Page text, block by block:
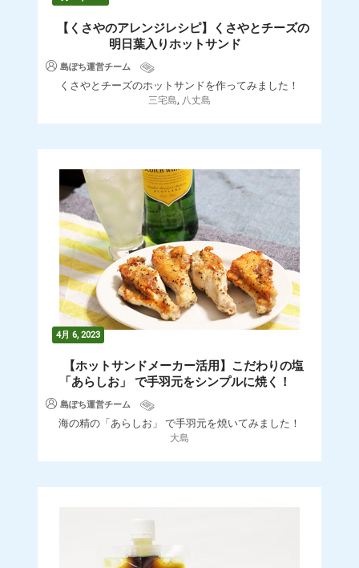
【くさやのアレンジレシピ】くさやとチーズの
明日葉入りホットサンド
島ぽち運営チーム
くさやとチーズのホットサンドを作ってみました！
三宅島, 八丈島
4月 6, 2023
【ホットサンドメーカー活用】こだわりの塩
「あらしお」 で手羽元をシンプルに焼く！
島ぽち運営チーム
海の精の「あらしお」 で手羽元を焼いてみました！
大島